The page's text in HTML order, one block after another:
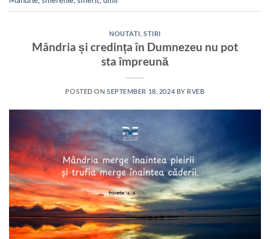
NOUTATI ,STIRI
Mândria și credința în Dumnezeu nu pot
sta împreună
POSTED ON SEPTEMBER 18, 2024 BY RVEB